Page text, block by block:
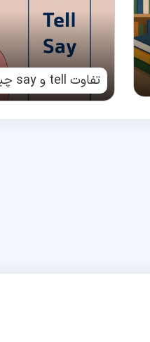
تفاوت tell و say چیست؟